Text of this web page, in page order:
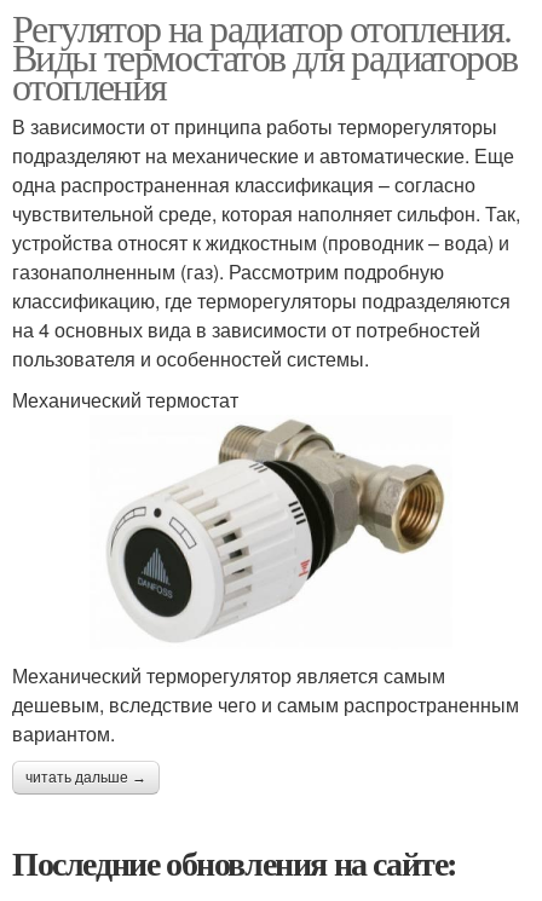
Регулятор на радиатор отопления.
Виды термостатов для радиаторов
отопления
В зависимости от принципа работы терморегуляторы
подразделяют на механические и автоматические. Еще
одна распространенная классификация – согласно
чувствительной среде, которая наполняет сильфон. Так,
устройства относят к жидкостным (проводник – вода) и
газонаполненным (газ). Рассмотрим подробную
классификацию, где терморегуляторы подразделяются
на 4 основных вида в зависимости от потребностей
пользователя и особенностей системы.
Механический термостат
Механический терморегулятор является самым
дешевым, вследствие чего и самым распространенным
вариантом.
читать дальше →
Последние обновления на сайте: